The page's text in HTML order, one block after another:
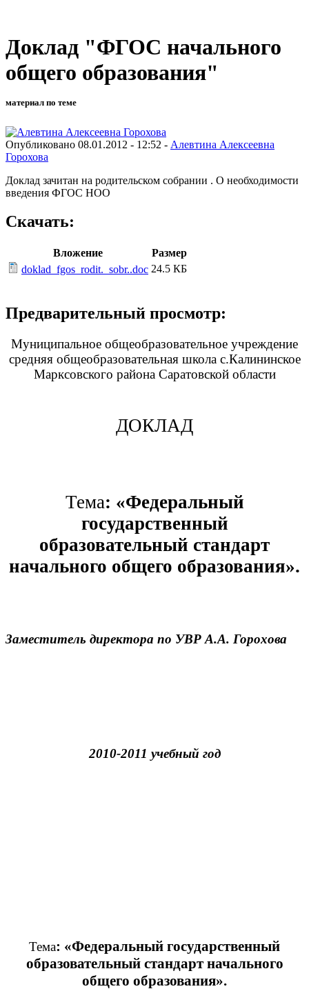
Доклад "ФГОС начального
общего образования"
материал по теме
Опубликовано 08.01.2012 - 12:52 - Алевтина Алексеевна
Горохова
Доклад зачитан на родительском собрании . О необходимости
введения ФГОС НОО
Скачать:
Вложение
Размер
doklad_fgos_rodit._sobr..doc 24.5 КБ
Предварительный просмотр:
Муниципальное общеобразовательное учреждение
средняя общеобразовательная школа с.Калининское
Марксовского района Саратовской области
ДОКЛАД
Тема: «Федеральный
государственный
образовательный стандарт
начального общего образования».
Заместитель директора по УВР А.А. Горохова
2010-2011 учебный год
Тема: «Федеральный государственный
образовательный стандарт начального
общего образования».